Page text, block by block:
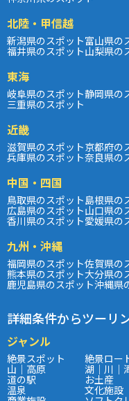
北陸・甲信越
新潟県のスポット富山県の
福井県のスポット山梨県の
東海
岐阜県のスポット静岡県の
三重県のスポット
近畿
滋賀県のスポット京都府の
兵庫県のスポット奈良県の
中国・四国
鳥取県のスポット島根県の
広島県のスポット山口県の
香川県のスポット愛媛県の
九州・沖縄
福岡県のスポット佐賀県の
熊本県のスポット大分県の
鹿児島県のスポット沖縄県
詳細条件からツーリ
ジャンル
絶景スポット 絶景ロー
山｜高原 湖｜川｜
道の駅 お土産
温泉 文化施設